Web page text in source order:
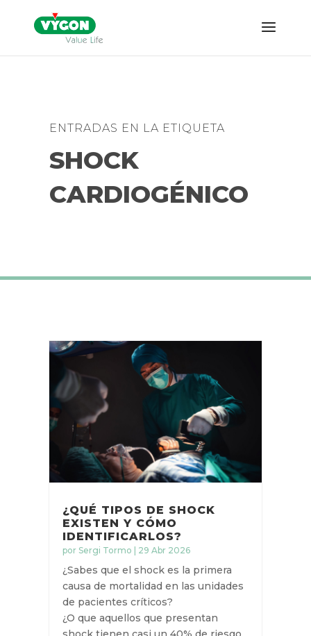
ENTRADAS EN LA ETIQUETA
SHOCK
CARDIOGÉNICO
¿QUÉ TIPOS DE SHOCK
EXISTEN Y CÓMO
IDENTIFICARLOS?
por Sergi Tormo 29 Abr 2026
¿Sabes que el shock es la primera
causa de mortalidad en las unidades
de pacientes críticos?
¿O que aquellos que presentan